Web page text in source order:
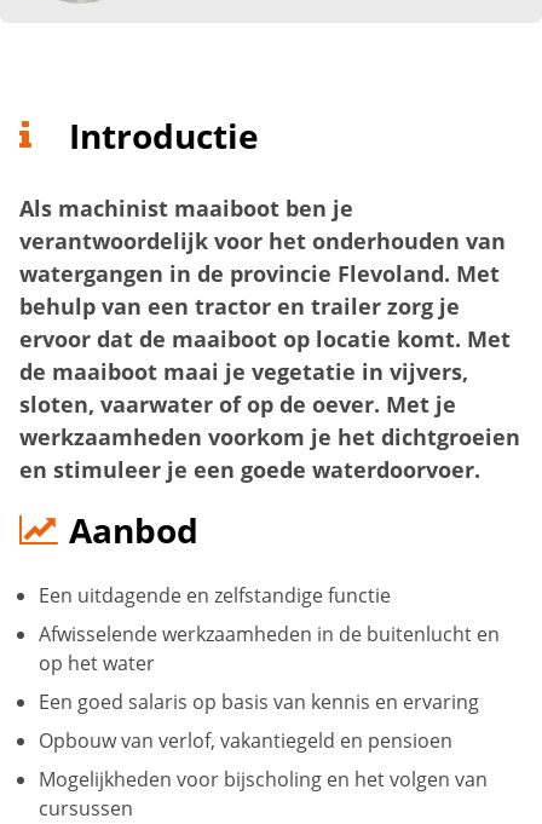
Introductie
Als machinist maaiboot ben je
verantwoordelijk voor het onderhouden van
watergangen in de provincie Flevoland. Met
behulp van een tractor en trailer zorg je
ervoor dat de maaiboot op locatie komt. Met
de maaiboot maai je vegetatie in vijvers,
sloten, vaarwater of op de oever. Met je
werkzaamheden voorkom je het dichtgroeien
en stimuleer je een goede waterdoorvoer.
Aanbod
Een uitdagende en zelfstandige functie
Afwisselende werkzaamheden in de buitenlucht en
op het water
Een goed salaris op basis van kennis en ervaring
Opbouw van verlof, vakantiegeld en pensioen
Mogelijkheden voor bijscholing en het volgen van
cursussen